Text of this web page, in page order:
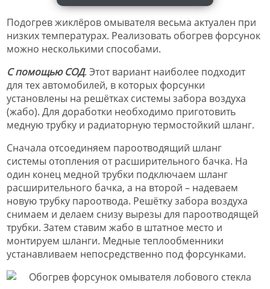
Подогрев жиклёров омывателя весьма актуален при
низких температурах. Реализовать обогрев форсунок
можно несколькими способами.
С помощью СОД. Этот вариант наиболее подходит
для тех автомобилей, в которых форсунки
установлены на решётках системы забора воздуха
(жабо). Для доработки необходимо приготовить
медную трубку и радиаторную термостойкий шланг.
Сначала отсоединяем пароотводящий шланг
системы отопления от расширительного бачка. На
один конец медной трубки подключаем шланг
расширительного бачка, а на второй – надеваем
новую трубку пароотвода. Решётку забора воздуха
снимаем и делаем снизу вырезы для пароотводящей
трубки. Затем ставим жабо в штатное место и
монтируем шланги. Медные теплообменники
устанавливаем непосредственно под форсунками.